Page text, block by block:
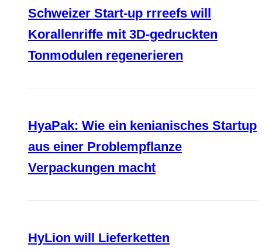
Schweizer Start-up rrreefs will
Korallenriffe mit 3D-gedruckten
Tonmodulen regenerieren
HyaPak: Wie ein kenianisches Startup
aus einer Problempflanze
Verpackungen macht
HyLion will Lieferketten